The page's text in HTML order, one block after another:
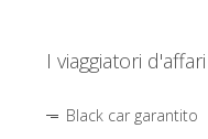
I viaggiatori
Black car garantito